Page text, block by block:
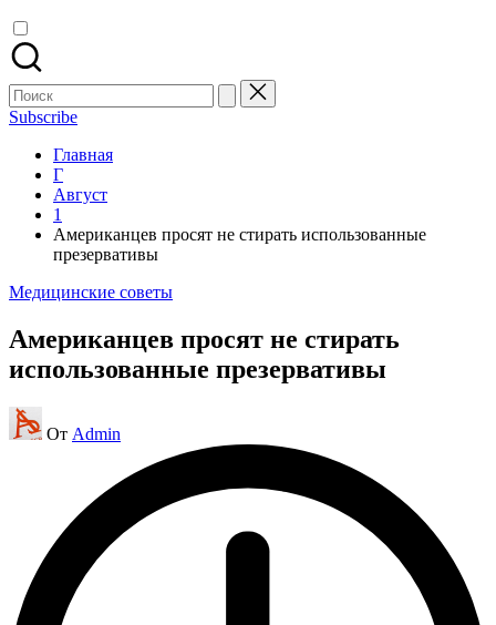
Поиск
для:
Subscribe
Главная
Г
Август
1
Американцев просят не стирать использованные
презервативы
Опубликовано
Медицинские советы
Американцев просят не стирать
использованные презервативы
Запись
от
От Admin